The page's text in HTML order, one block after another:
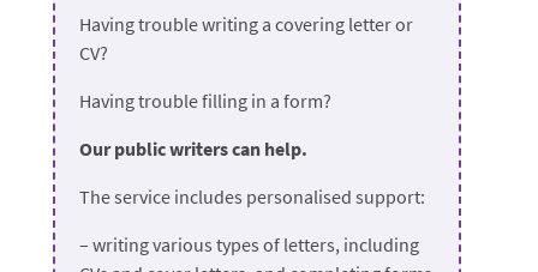
Having trouble writing a covering letter or
CV?
Having trouble filling in a form?
Our public writers can help.
The service includes personalised support:
– writing various types of letters, including